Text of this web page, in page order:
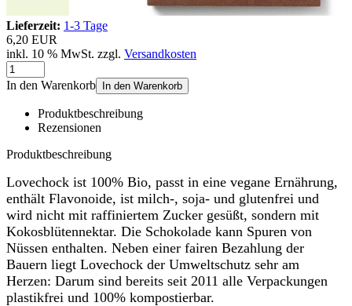
Lieferzeit: 1-3 Tage
6,20 EUR
inkl. 10 % MwSt. zzgl. Versandkosten
In den Warenkorb In den Warenkorb
Produktbeschreibung
Rezensionen
Produktbeschreibung
Lovechock ist 100% Bio, passt in eine vegane Ernährung,
enthält Flavonoide, ist milch-, soja- und glutenfrei und
wird nicht mit raffiniertem Zucker gesüßt, sondern mit
Kokosblütennektar. Die Schokolade kann Spuren von
Nüssen enthalten. Neben einer fairen Bezahlung der
Bauern liegt Lovechock der Umweltschutz sehr am
Herzen: Darum sind bereits seit 2011 alle Verpackungen
plastikfrei und 100% kompostierbar.